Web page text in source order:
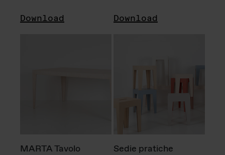
Download Download
MARTA Tavolo
Sedie pratiche